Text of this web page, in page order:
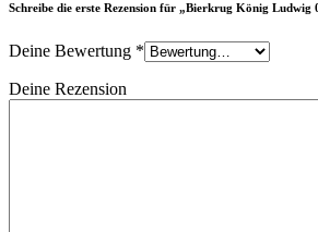
Schreibe die erste Rezension für „Bierkrug König Ludwig
Deine Bewertung *
Deine Rezension